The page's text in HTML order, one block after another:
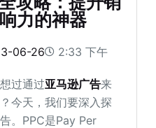
力的神器
06-26 2:33 下午
过通过亚马逊广告来
今天，我们要深入探
。PPC是Pay Per